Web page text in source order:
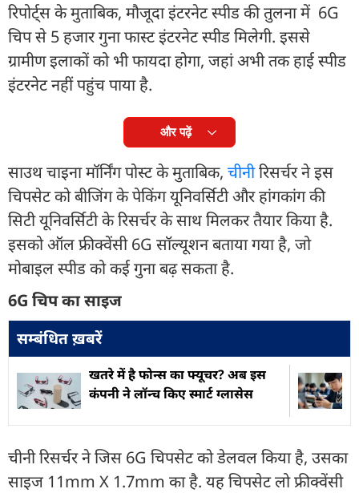
रिपोर्ट्स के मुताबिक, मौजूदा इंटरनेट स्पीड की तुलना में 6G
चिप से 5 हजार गुना फास्ट इंटरनेट स्पीड मिलेगी. इससे
ग्रामीण इलाकों को भी फायदा होगा, जहां अभी तक हाई स्पीड
इंटरनेट नहीं पहुंच पाया है.
और पढ़ें
साउथ चाइना मॉर्निंग पोस्ट के मुताबिक, चीनी रिसर्चर ने इस
चिपसेट को बीजिंग के पेकिंग यूनिवर्सिटी और हांगकांग की
सिटी यूनिवर्सिटी के रिसर्चर के साथ मिलकर तैयार किया है.
इसको ऑल फ्रीक्वेंसी 6G सॉल्यूशन बताया गया है, जो
मोबाइल स्पीड को कई गुना बढ़ सकता है.
6G चिप का साइज
सम्बंधित ख़बरें
खतरे में है फोन्स का फ्यूचर? अब इस
कंपनी ने लॉन्च किए स्मार्ट ग्लासेस
चीनी रिसर्चर ने जिस 6G चिपसेट को डेलवल किया है, उसका
साइज 11mm X 1.7mm का है. यह चिपसेट लो फ्रीक्वेंसी